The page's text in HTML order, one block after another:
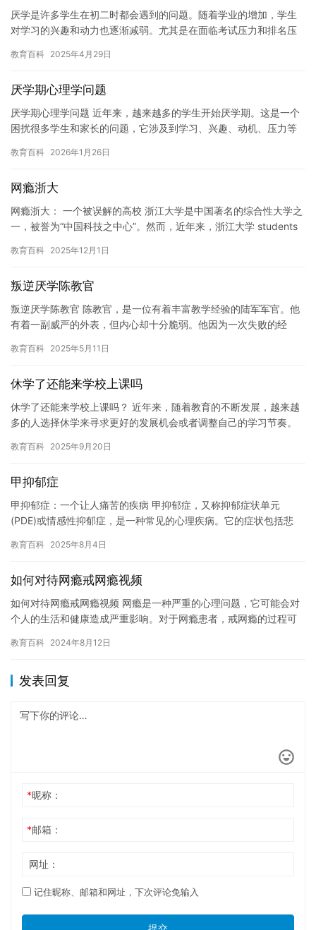
厌学是许多学生在初二时都会遇到的问题。随着学业的增加，学生
对学习的兴趣和动力也逐渐减弱。尤其是在面临考试压力和排名压
期。学…
教育百科 2025年4月29日
厌学期心理学问题
厌学期心理学问题 近年来，越来越多的学生开始厌学期。这是一个
困扰很多学生和家长的问题，它涉及到学习、兴趣、动机、压力等
及对…
教育百科 2026年1月26日
网瘾浙大
网瘾浙大： 一个被误解的高校 浙江大学是中国著名的综合性大学之
一，被誉为“中国科技之中心”。然而，近年来，浙江大学 students
教育百科 2025年12月1日
叛逆厌学陈教官
叛逆厌学陈教官 陈教官，是一位有着丰富教学经验的陆军军官。他
有着一副威严的外表，但内心却十分脆弱。他因为一次失败的经
行一…
教育百科 2025年5月11日
休学了还能来学校上课吗
休学了还能来学校上课吗？ 近年来，随着教育的不断发展，越来越
多的人选择休学来寻求更好的发展机会或者调整自己的学习节奏。
要面…
教育百科 2025年9月20日
甲抑郁症
甲抑郁症：一个让人痛苦的疾病 甲抑郁症，又称抑郁症状单元
(PDE)或情感性抑郁症，是一种常见的心理疾病。它的症状包括悲
的疾…
教育百科 2025年8月4日
如何对待网瘾戒网瘾视频
如何对待网瘾戒网瘾视频 网瘾是一种严重的心理问题，它可能会对
个人的生活和健康造成严重影响。对于网瘾患者，戒网瘾的过程可
扰，重…
教育百科 2024年8月12日
发表回复
*昵称：
*邮箱：
网址：
记住昵称、邮箱和网址，下次评论免输入